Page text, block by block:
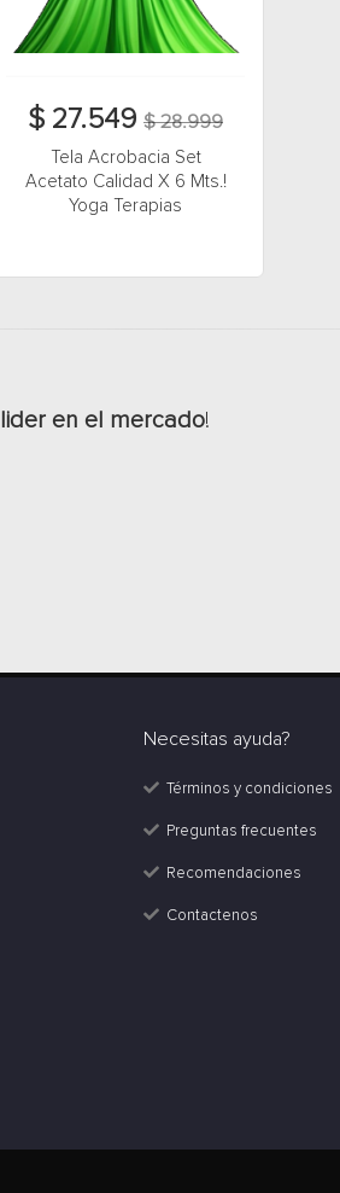
$ 27.549 $ 28.999
Tela Acrobacia Set
Acetato Calidad X 6 Mts.!
Yoga Terapias
lider en el mercado!
Necesitas ayuda?
Términos y condiciones
Preguntas frecuentes
Recomendaciones
Contactenos